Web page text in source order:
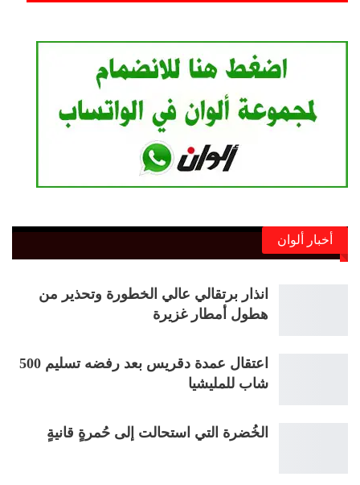
أخبار ألوان
انذار برتقالي عالي الخطورة وتحذير من
هطول أمطار غزيرة
اعتقال عمدة دقريس بعد رفضه تسليم 500
شاب للمليشيا
الخُضرة التي استحالت إلى حُمرةٍ قانيةٍ